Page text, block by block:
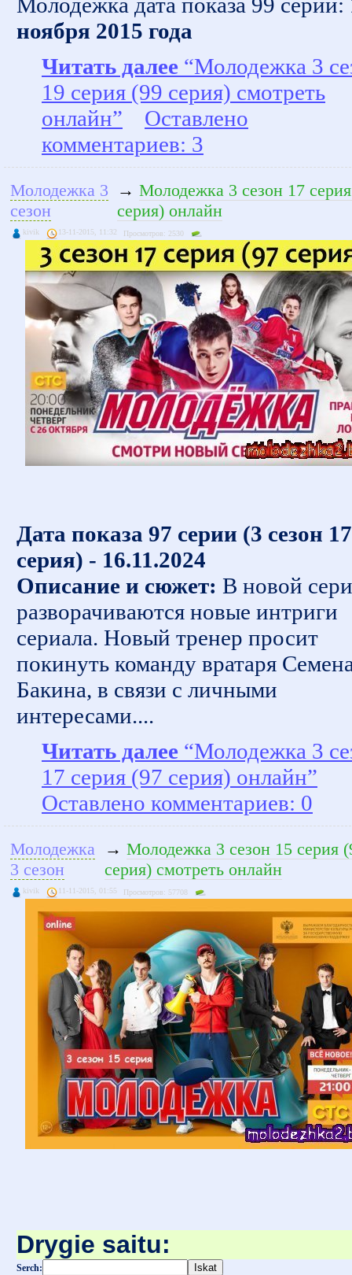
Молодежка дата показа 99 серии:
ноября 2015 года
Читать далее “Молодежка 3
19 серия (99 серия) смотреть
онлайн”
Оставлено
комментариев: 3
Молодежка 3
сезон
→ Молодежка 3 сезон 17
серия) онлайн
kivik 13-11-2015, 11:32 Просмотров: 2530
Дата показа 97 серии (3 сезон 17
серия) - 16.11.2024
Описание и сюжет: В новой
разворачиваются новые интриги
сериала. Новый тренер просит
покинуть команду вратаря
Бакина, в связи с личными
интересами....
Читать далее “Молодежка 3
17 серия (97 серия) онлайн”
Оставлено комментариев: 0
Молодежка
3 сезон
→ Молодежка 3 сезон 15 серия
серия) смотреть онлайн
kivik 11-11-2015, 01:55 Просмотров: 57708
Drygie saitu:
Serch: